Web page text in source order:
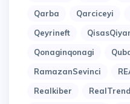
Qarba
Qarciceyi
Qeyrineft
Qonaginqonagi
RamazanSevinci
Realkiber
RealTrend